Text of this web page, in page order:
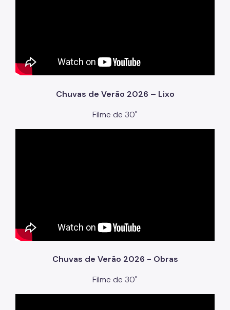
Chuvas de Verão 2026 – Lixo
Filme de 30"
Chuvas de Verão 2026 - Obras
Filme de 30"